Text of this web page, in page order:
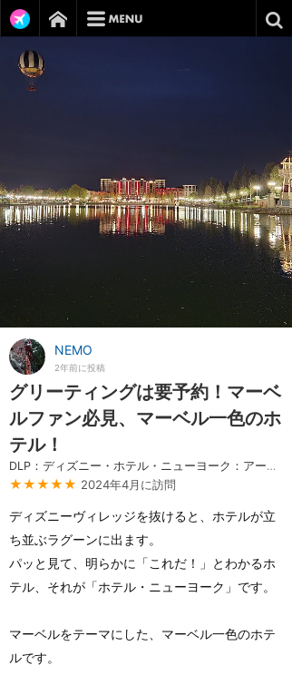
NEMO
2年前に投稿
グリーティングは要予約！マーベ
ルファン必見、マーベル一色のホ
テル！
DLP：ディズニー・ホテル・ニューヨーク：アート・オブ・マーベル
★★★★★ 2024年4月に訪問
ディズニーヴィレッジを抜けると、ホテルが立
ち並ぶラグーンに出ます。
パッと見て、明らかに「これだ！」とわかるホ
テル、それが「ホテル・ニューヨーク」です。
マーベルをテーマにした、マーベル一色のホテ
ルです。